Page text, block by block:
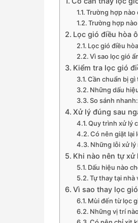
Trường hợp nào
Trường hợp
Lọc gió điều hòa
Lọc gió điều
Vì sao lọc gió
Kiểm tra lọc gió
Cần chuẩn bị
Những dấu
So sánh
Xử lý đúng sau
Quy trình xử lý
Có nên giặt lại
Những lỗi xử lý
Khi nào nên tự xử
Dấu hiệu nào
Tự thay tại nhà
Vì sao thay lọc
Mùi đến từ lọc
Những vị trí